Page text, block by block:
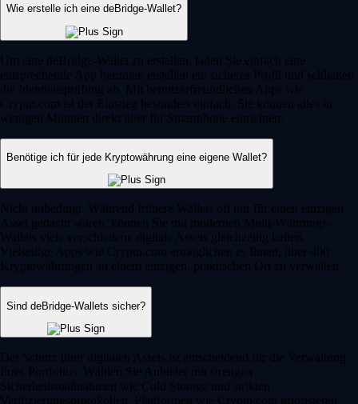
Wie erstelle ich eine deBridge-Wallet?
Um eine deBridge-Wallet zu erstellen, laden Sie einfach eine
entsprechende App herunter, erstellen ein sicheres Profil und schließen
die Identitätsprüfung ab. Mit benutzerfreundlichen Apps wie
Crypto.com ist der Einstieg besonders einfach: Sie können alles in
wenigen Minuten direkt über Ihr Smartphone einrichten.
Benötige ich für jede Kryptowährung eine eigene Wallet?
Nicht unbedingt. Während frühere Wallets oft nur für einen einzigen
Asset gedacht waren, können Sie mit modernen Multi-Währungs-
Wallets viele verschiedene digitale Assets gleichzeitig halten.
Vielseitige Apps wie Crypto.com ermöglichen es Ihnen, über 400
Kryptowährungen an einem einzigen, praktischen Ort zu verwalten.
Sind deBridge-Wallets sicher?
Der Schutz Ihrer digitalen Assets ist entscheidend für die Verwaltung
Ihres Portfolios. Wählen Sie Anbieter mit strengen
Sicherheitsmaßnahmen wie Cold Storage und strikten
Verifizierungsprotokollen. Plattformen wie Crypto.com priorisieren